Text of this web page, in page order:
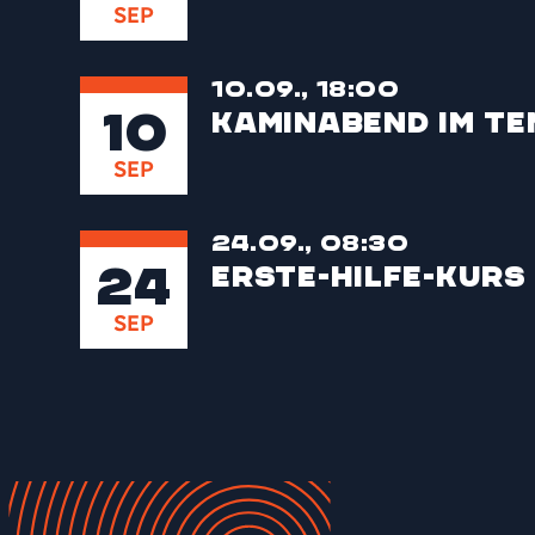
SEP
10
SEP
10.09., 18:00
Kaminabend im
24
SEP
24.09., 08:30
Erste-Hilfe-Kurs